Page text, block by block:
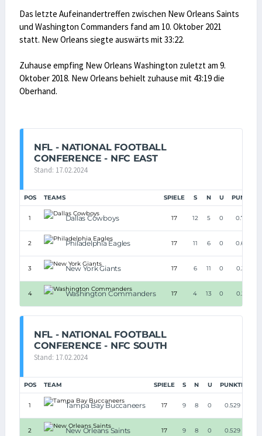
Das letzte Aufeinandertreffen zwischen New Orleans Saints
und Washington Commanders fand am 10. Oktober 2021
statt. New Orleans siegte auswärts mit 33:22.
Zuhause empfing New Orleans Washington zuletzt am 9.
Oktober 2018. New Orleans behielt zuhause mit 43:19 die
Oberhand.
NFL - NATIONAL FOOTBALL
CONFERENCE - NFC EAST
Stand: 17.02.2024
POS TEAMS SPIELE S N U PUNKTE
1 Dallas Cowboys 17 12 5 0 0.706
2 Philadelphia Eagles 17 11 6 0 0.647
3 New York Giants 17 6 11 0 0.353
4 Washington Commanders 17 4 13 0 0.235
NFL - NATIONAL FOOTBALL
CONFERENCE - NFC SOUTH
Stand: 17.02.2024
POS TEAM SPIELE S N U PUNKTE
1 Tampa Bay Buccaneers 17 9 8 0 0.529
2 New Orleans Saints 17 9 8 0 0.529